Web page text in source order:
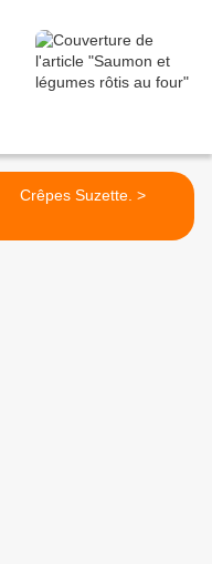
Crêpes Suzette. >